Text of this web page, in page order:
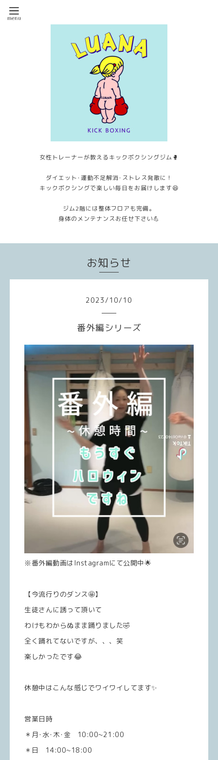
女性トレーナーが教えるキックボクシングジム🥊
ダイエット･運動不足解消･ストレス発散に！
キックボクシングで楽しい毎日をお届けします😆
ジム2階には整体フロアも完備。
身体のメンテナンスお任せ下さい💪
お知らせ
2023/ 10/ 10
番外編シリーズ
※番外編動画はInstagramにて公開中🌟
【今流行りのダンス🤩】
生徒さんに誘って頂いて
わけもわからぬまま踊りました🤣
全く踊れてないですが、、、笑
楽しかったです😂
休憩中はこんな感じでワイワイしてます✨
営業日時
＊月･水･木･金 10:00~21:00
＊日 14:00~18:00